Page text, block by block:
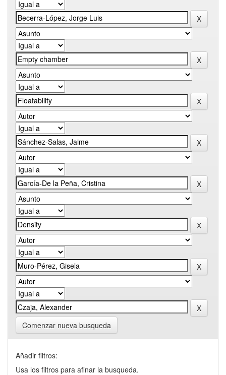
Comenzar nueva busqueda
Añadir filtros:
Usa los filtros para afinar la busqueda.